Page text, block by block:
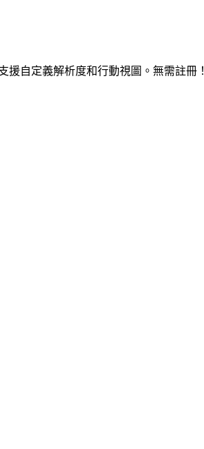
援自定義解析度和行動視圖。無需註冊！